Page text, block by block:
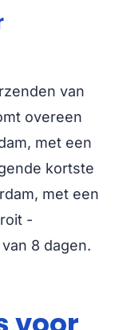
van
overeen
met een
kortste
met een
-
8 dagen.